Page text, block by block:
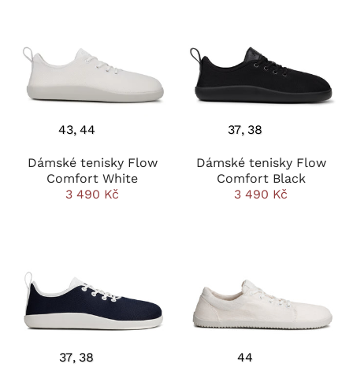
43 44
Dámské tenisky Flow
Comfort White
3 490 Kč
37 38
Dámské tenisky Flow
Comfort Black
3 490 Kč
37 38 44